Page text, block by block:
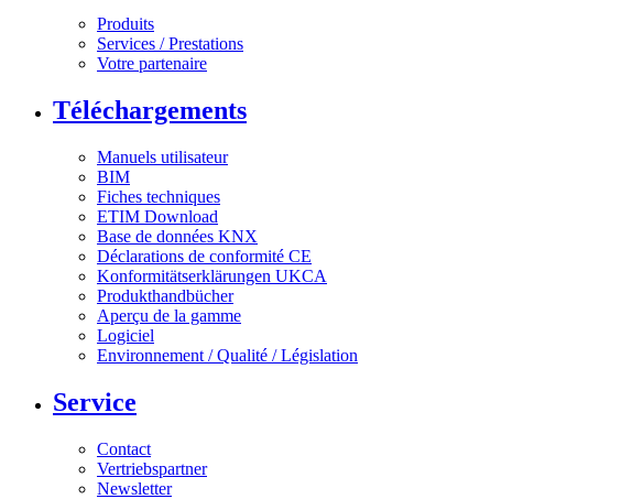
Produits
Services / Prestations
Votre partenaire
Téléchargements
Manuels utilisateur
BIM
Fiches techniques
ETIM Download
Base de données KNX
Déclarations de conformité CE
Konformitätserklärungen UKCA
Produkthandbücher
Aperçu de la gamme
Logiciel
Environnement / Qualité / Législation
Service
Contact
Vertriebspartner
Newsletter